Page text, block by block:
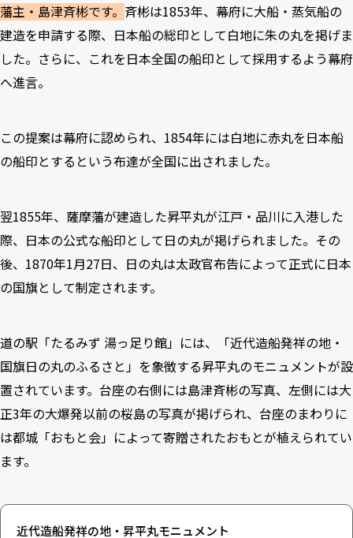
藩主・島津斉彬です。 斉彬は1853年、幕府に大船・蒸気船の
建造を申請する際、日本船の総印として白地に朱の丸を掲げま
した。さらに、これを日本全国の船印として採用するよう幕府
へ進言。
この提案は幕府に認められ、1854年には白地に赤丸を日本船
の船印とするという布達が全国に出されました。
翌1855年、薩摩藩が建造した昇平丸が江戸・品川に入港した
際、日本の公式な船印として日の丸が掲げられました。その
後、1870年1月27日、日の丸は太政官布告によって正式に日本
の国旗として制定されます。
道の駅「たるみず 湯っ足り館」には、「近代造船発祥の地・
国旗日の丸のふるさと」を象徴する昇平丸のモニュメントが設
置されています。台座の右側には島津斉彬の写真、左側には大
正3年の大爆発以前の桜島の写真が掲げられ、台座のまわりに
は都城「おもと会」によって寄贈されたおもとが植えられてい
ます。
近代造船発祥の地・昇平丸モニュメント